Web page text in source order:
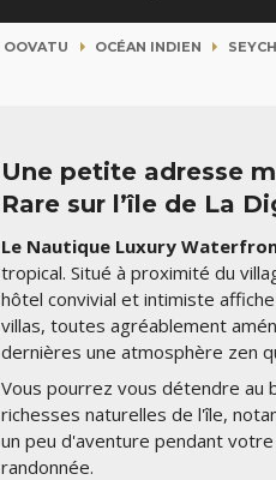
OOVATU OCÉAN INDIEN
Une petite adresse
Rare sur l’île de La
Le Nautique Luxury
tropical. Situé à proximité du
hôtel convivial et intimiste
villas, toutes agréablement
dernières une atmosphère zen
Vous pourrez vous détendre au
richesses naturelles de l'île,
un peu d'aventure pendant
randonnée.